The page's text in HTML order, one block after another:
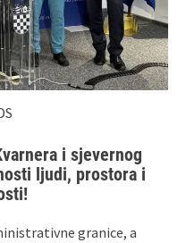
i sjevernog
ljudi, prostora i
granice, a